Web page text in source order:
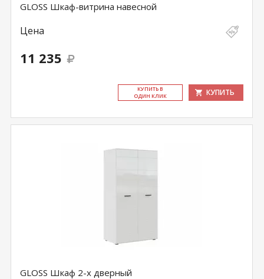
GLOSS Шкаф-витрина навесной
Цена
11 235
КУ­ПИТЬ В
ОДИН КЛИК
КУПИТЬ
GLOSS Шкаф 2-х дверный